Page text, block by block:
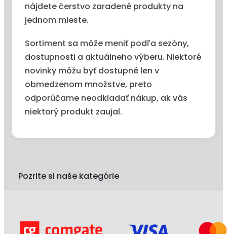
nájdete čerstvo zaradené produkty na
jednom mieste.
Sortiment sa môže meniť podľa sezóny,
dostupnosti a aktuálneho výberu. Niektoré
novinky môžu byť dostupné len v
obmedzenom množstve, preto
odporúčame neodkladať nákup, ak vás
niektorý produkt zaujal.
Pozrite si naše kategórie